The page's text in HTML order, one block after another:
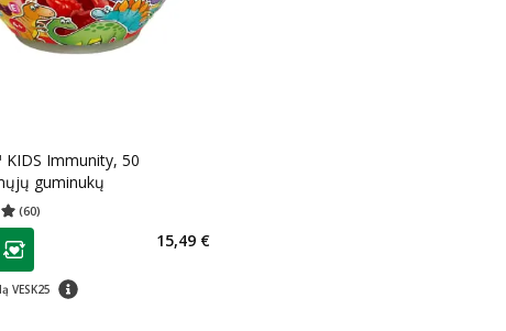
Immunity, 50
guminukų
(60) 4.98
klubo narių nuolaida
VESK25 patarimas
15,49 €